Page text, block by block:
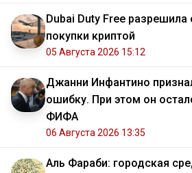
Dubai Duty Free разрешила
покупки криптой
05 Августа 2026 15:12
Джанни Инфантино
ошибку. При этом он
ФИФА
06 Августа 2026 13:35
Аль Фараби: городская